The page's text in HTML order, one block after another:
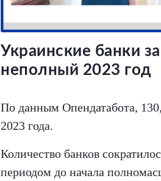
Украинские банки
неполный 2023 год
По данным Опендатабота,
2023 года.
Количество банков
периодом до начала